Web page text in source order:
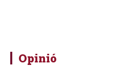
Opinió